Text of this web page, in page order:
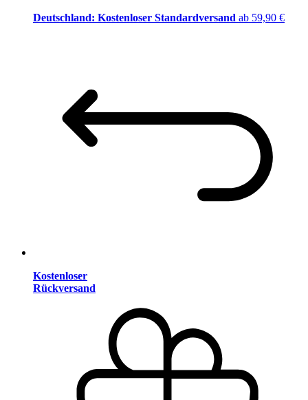
Deutschland: Kostenloser Standardversand ab 59,90 €
Kostenloser
Rückversand